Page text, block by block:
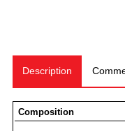
Description
Composition